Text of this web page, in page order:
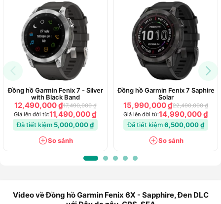
Đồng hồ Garmin Fenix 7 - Silver
with Black Band
12,490,000 ₫17,490,000 ₫
Giá lên đời từ:11,490,000 ₫
Đã tiết kiệm 5,000,000 ₫
So sánh
Đồng hồ Garmin Fenix 7 Saphire
Solar
15,990,000 ₫22,490,000 ₫
Giá lên đời từ:14,990,000 ₫
Đã tiết kiệm6,500,000 ₫
So sánh
Video về Đồng hồ Garmin Fenix 6X - Sapphire, Đen DLC